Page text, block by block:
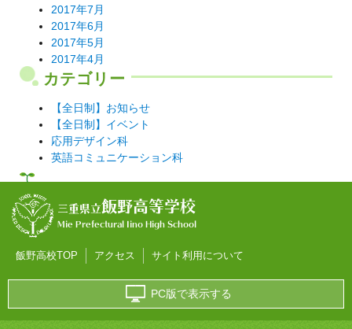
2017年7月
2017年6月
2017年5月
2017年4月
カテゴリー
【全日制】お知らせ
【全日制】イベント
応用デザイン科
英語コミュニケーション科
三重県立飯野高等学校
Mie Prefectural Iino High School
飯野高校TOP アクセス サイト利用について
PC版で表示する